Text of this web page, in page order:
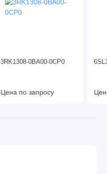
3RK1308-0BA00-0CP0
Цена по запросу